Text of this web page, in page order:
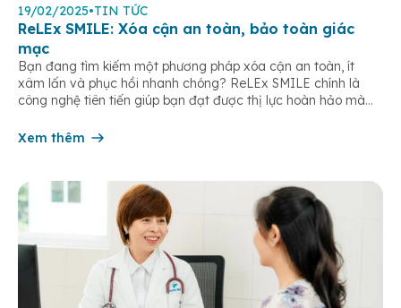
19/02/2025•TIN TỨC
ReLEx SMILE: Xóa cận an toàn, bảo toàn giác
mạc
Bạn đang tìm kiếm một phương pháp xóa cận an toàn, ít
xâm lấn và phục hồi nhanh chóng? ReLEx SMILE chính là
công nghệ tiên tiến giúp bạn đạt được thị lực hoàn hảo mà
thống. Với khả năng điều trị cận thị […]
Xem thêm